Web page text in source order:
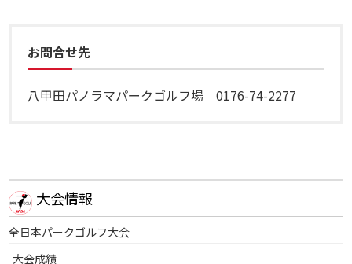
大会情報
全日本パークゴルフ大会
大会成績
お問合せ先
八甲田パノラマパークゴルフ場 0176-74-2277